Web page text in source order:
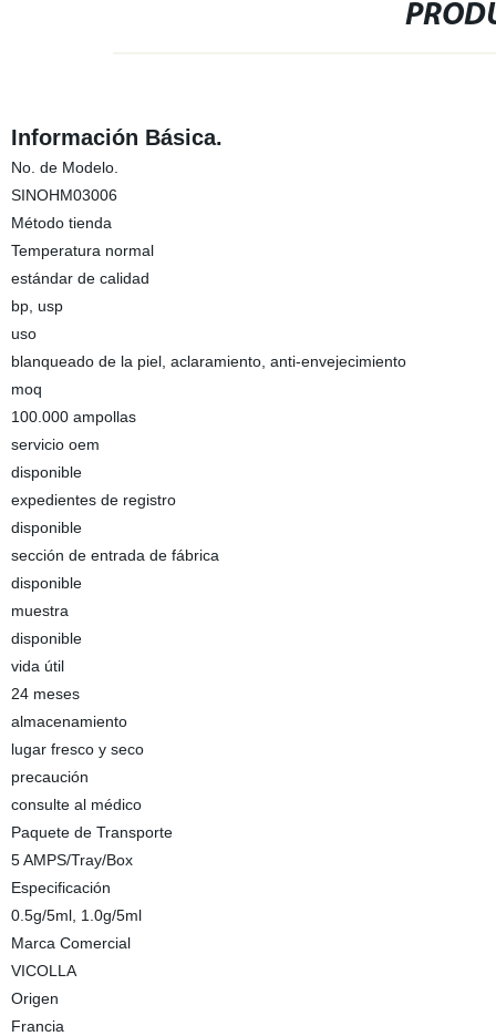
Información Básica.
No. de Modelo.
SINOHM03006
Método tienda
Temperatura normal
estándar de calidad
bp, usp
uso
blanqueado de la piel, aclaramiento, anti-envejecimiento
moq
100.000 ampollas
servicio oem
disponible
expedientes de registro
disponible
sección de entrada de fábrica
disponible
muestra
disponible
vida útil
24 meses
almacenamiento
lugar fresco y seco
precaución
consulte al médico
Paquete de Transporte
5 AMPS/Tray/Box
Especificación
0.5g/5ml, 1.0g/5ml
Marca Comercial
VICOLLA
Origen
Francia